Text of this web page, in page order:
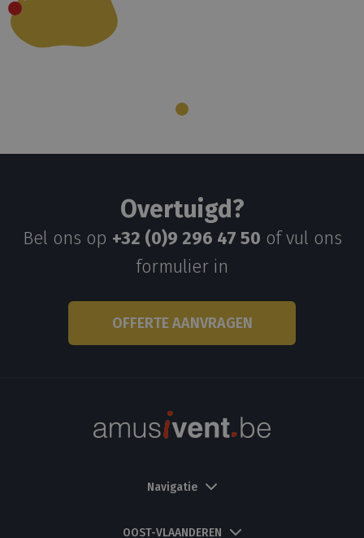
Overtuigd?
Bel ons op +32 (0)9 296 47 50 of vul ons
formulier in
OFFERTE AANVRAGEN
Navigatie
OOST-VLAANDEREN